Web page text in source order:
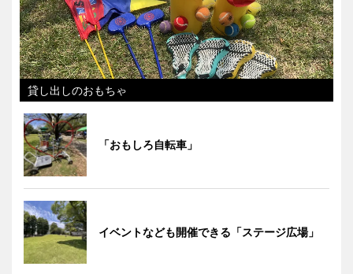
貸し出しのおもちゃ
「おもしろ自転車」
イベントなども開催できる「ステージ広場」